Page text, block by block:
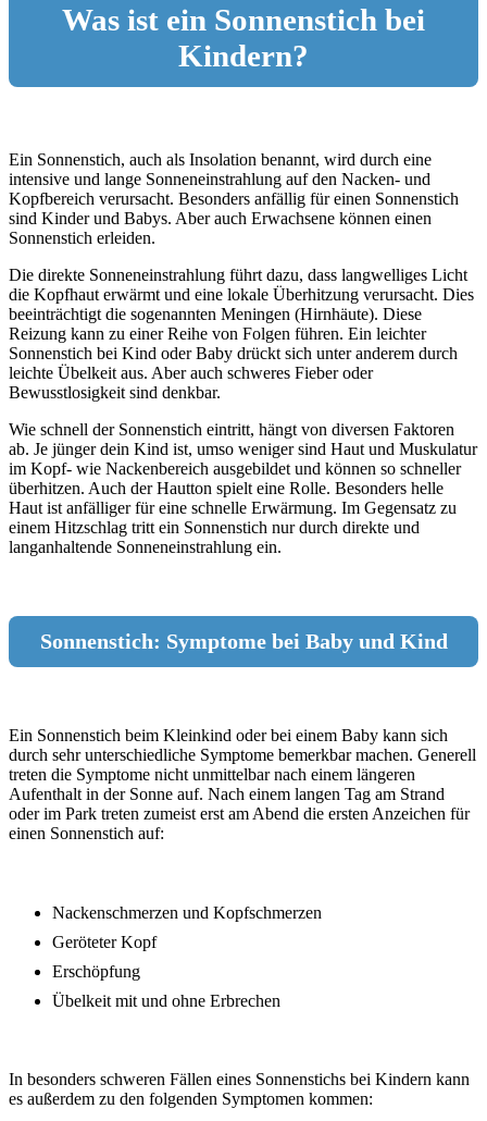
Was ist ein Sonnenstich bei
Kindern?
Ein Sonnenstich, auch als Insolation benannt, wird durch eine
intensive und lange Sonneneinstrahlung auf den Nacken- und
Kopfbereich verursacht. Besonders anfällig für einen Sonnenstich
sind Kinder und Babys. Aber auch Erwachsene können einen
Sonnenstich erleiden.
Die direkte Sonneneinstrahlung führt dazu, dass langwelliges Licht
die Kopfhaut erwärmt und eine lokale Überhitzung verursacht. Dies
beeinträchtigt die sogenannten Meningen (Hirnhäute). Diese
Reizung kann zu einer Reihe von Folgen führen. Ein leichter
Sonnenstich bei Kind oder Baby drückt sich unter anderem durch
leichte Übelkeit aus. Aber auch schweres Fieber oder
Bewusstlosigkeit sind denkbar.
Wie schnell der Sonnenstich eintritt, hängt von diversen Faktoren
ab. Je jünger dein Kind ist, umso weniger sind Haut und Muskulatur
im Kopf- wie Nackenbereich ausgebildet und können so schneller
überhitzen. Auch der Hautton spielt eine Rolle. Besonders helle
Haut ist anfälliger für eine schnelle Erwärmung. Im Gegensatz zu
einem Hitzschlag tritt ein Sonnenstich nur durch direkte und
langanhaltende Sonneneinstrahlung ein.
Sonnenstich: Symptome bei Baby und Kind
Ein Sonnenstich beim Kleinkind oder bei einem Baby kann sich
durch sehr unterschiedliche Symptome bemerkbar machen. Generell
treten die Symptome nicht unmittelbar nach einem längeren
Aufenthalt in der Sonne auf. Nach einem langen Tag am Strand
oder im Park treten zumeist erst am Abend die ersten Anzeichen für
einen Sonnenstich auf:
Nackenschmerzen und Kopfschmerzen
Geröteter Kopf
Erschöpfung
Übelkeit mit und ohne Erbrechen
In besonders schweren Fällen eines Sonnenstichs bei Kindern kann
es außerdem zu den folgenden Symptomen kommen: